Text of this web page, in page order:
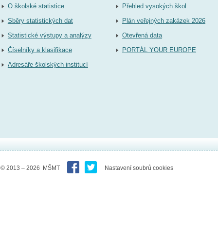
O školské statistice
Sběry statistických dat
Statistické výstupy a analýzy
Číselníky a klasifikace
Adresáře školských institucí
Přehled vysokých škol
Plán veřejných zakázek 2026
Otevřená data
PORTÁL YOUR EUROPE
© 2013 – 2026 MŠMT Nastavení soubrů cookies